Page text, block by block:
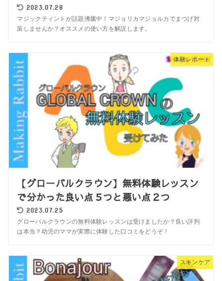
2023.07.28
マジックティントが話題沸騰中！マジョリカマジョルカでまつげ対
策しませんか？オススメの使い方を解説します。
体験レポート
【グローバルクラウン】無料体験レッスン
で分かった良い点５つと悪い点２つ
2023.07.25
グローバルクラウンの無料体験レッスンは受けましたか？良い評判
は本当？幼児のママが実際に体験した口コミをどうぞ！
スキンケア